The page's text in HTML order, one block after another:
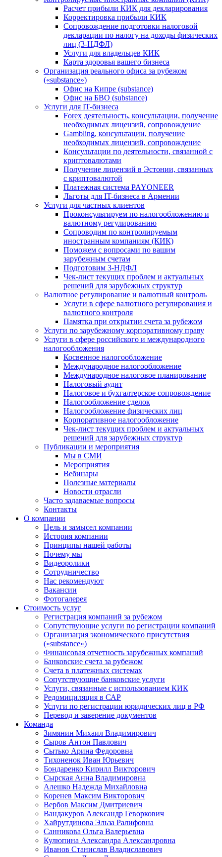
Расчет прибыли КИК для декларирования
Корректировка прибыли КИК
Сопровождение подготовки налоговой
декларации по налогу на доходы физических
лиц (3-НДФЛ)
Услуги для владельцев КИК
Карта здоровья вашего бизнеса
Организация реального офиса за рубежом
(«substance»)
Офис на Кипре (substance)
Офис на БВО (substance)
Услуги для IT-бизнеса
Forex деятельность, консультации, получение
необходимых лицензий, сопровождение
Gambling, консультации, получение
необходимых лицензий, сопровождение
Консультации по деятельности, связанной с
криптовалютами
Получение лицензий в Эстонии, связанных
с криптовалютой
Платежная система PAYONEER
Льготы для IT-бизнеса в Армении
Услуги для частных клиентов
Проконсультируем по налогообложению и
валютному регулированию
Сопроводим по контролируемым
иностранным компаниям (КИК)
Поможем с вопросами по вашим
зарубежным счетам
Подготовим 3-НДФЛ
Чек-лист текущих проблем и актуальных
решений для зарубежных структур
Валютное регулирование и валютный контроль
Услуги в сфере валютного регулирования и
валютного контроля
Памятка при открытии счета за рубежом
Услуги по зарубежному корпоративному праву
Услуги в сфере российского и международного
налогообложения
Косвенное налогообложение
Международное налогообложение
Международное налоговое планирование
Налоговый аудит
Налоговое и бухгалтерское сопровождение
Налогообложение сделок
Налогообложение физических лиц
Корпоративное налогообложение
Чек-лист текущих проблем и актуальных
решений для зарубежных структур
Публикации и мероприятия
Мы в СМИ
Мероприятия
Вебинары
Полезные материалы
Новости отрасли
Часто задаваемые вопросы
Контакты
О компании
Цель и замысел компании
История компании
Принципы нашей работы
Почему мы
Видеоролики
Сотрудничество
Нас рекомендуют
Вакансии
Фотогалерея
Стоимость услуг
Регистрация компаний за рубежом
Сопутствующие услуги по регистрации компаний
Организация экономического присутствия
(«substance»)
Финансовая отчетность зарубежных компаний
Банковские счета за рубежом
Счета в платежных системах
Сопутствующие банковские услуги
Услуги, связанные с использованием КИК
Редомициляция в САР
Услуги по регистрации юридических лиц в РФ
Перевод и заверение документов
Команда
Зимянин Михаил Владимирович
Сыров Антон Павлович
Сытько Арина Федоровна
Тихоненок Иван Юрьевич
Бондаренко Кирилл Викторович
Сырская Анна Владимировна
Алешко Надежда Михайловна
Коренев Максим Викторович
Вербов Максим Дмитриевич
Вандакуров Александр Геворкович
Хайрутдинова Эльза Ралифовна
Санникова Ольга Валерьевна
Кулюпина Александра Александровна
Иванов Станислав Владиславович